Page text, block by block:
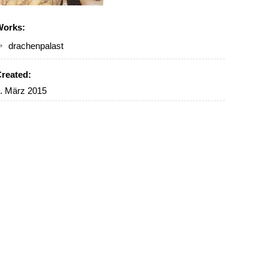
drachenpalast
März 2015